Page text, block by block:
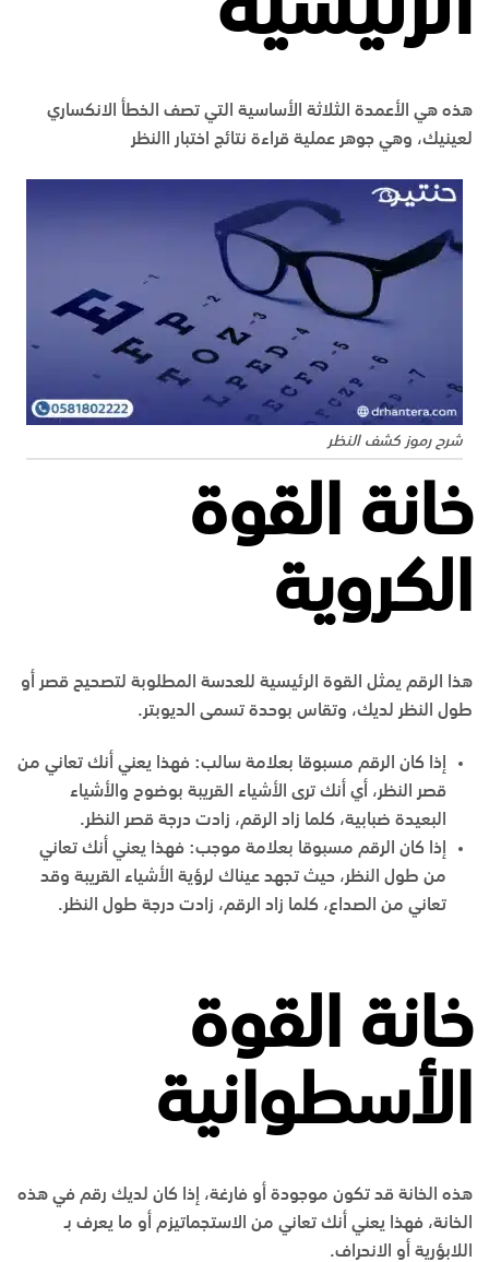
هذه هي الأعمدة الثلاثة الأساسية التي تصف الخطأ الانكساري
لعينيك، وهي جوهر عملية قراءة نتائج اختبار االنظر
شرح رموز كشف النظر
خانة القوة
الكروية
هذا الرقم يمثل القوة الرئيسية للعدسة المطلوبة لتصحيح قصر أو
طول النظر لديك، وتقاس بوحدة تسمى الديوبتر.
إذا كان الرقم مسبوقا بعلامة سالب: فهذا يعني أنك تعاني من
قصر النظر، أي أنك ترى الأشياء القريبة بوضوح والأشياء
البعيدة ضبابية، كلما زاد الرقم، زادت درجة قصر النظر.
إذا كان الرقم مسبوقا بعلامة موجب: فهذا يعني أنك تعاني
من طول النظر، حيث تجهد عيناك لرؤية الأشياء القريبة وقد
تعاني من الصداع، كلما زاد الرقم، زادت درجة طول النظر.
خانة القوة
الأسطوانية
هذه الخانة قد تكون موجودة أو فارغة، إذا كان لديك رقم في هذه
الخانة، فهذا يعني أنك تعاني من الاستجماتيزم أو ما يعرف بـ
اللابؤرية أو الانحراف.